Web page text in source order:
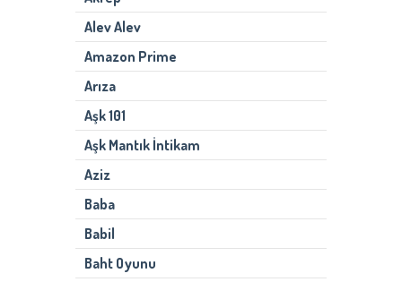
Alev Alev
Amazon Prime
Arıza
Aşk 101
Aşk Mantık İntikam
Aziz
Baba
Babil
Baht Oyunu